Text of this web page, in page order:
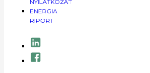
NYILATKOZAT
ENERGIA
RIPORT